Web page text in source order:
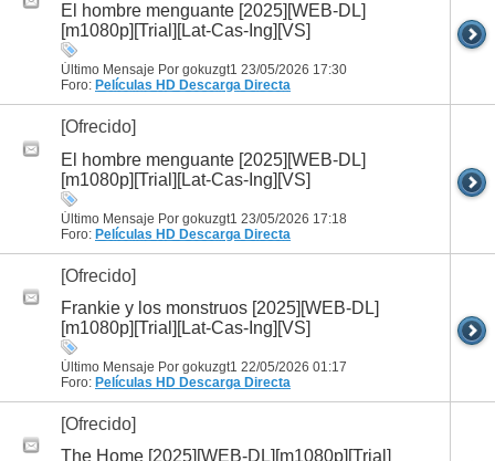
El hombre menguante [2025][WEB-DL]
[m1080p][Trial][Lat-Cas-Ing][VS]
Último Mensaje Por gokuzgt1 23/05/2026 17:30
Foro: Películas HD Descarga Directa
[Ofrecido]
El hombre menguante [2025][WEB-DL]
[m1080p][Trial][Lat-Cas-Ing][VS]
Último Mensaje Por gokuzgt1 23/05/2026 17:18
Foro: Películas HD Descarga Directa
[Ofrecido]
Frankie y los monstruos [2025][WEB-DL]
[m1080p][Trial][Lat-Cas-Ing][VS]
Último Mensaje Por gokuzgt1 22/05/2026 01:17
Foro: Películas HD Descarga Directa
[Ofrecido]
The Home [2025][WEB-DL][m1080p][Trial]